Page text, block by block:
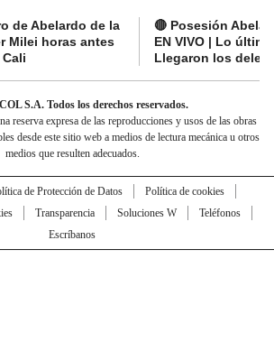
de Abelardo de la
Milei horas antes
🔴 Posesión
EN VIVO | Lo
Llegaron los
S.A. Todos los derechos reservados.
reserva expresa de las reproducciones y usos de las obras
desde este sitio web a medios de lectura mecánica u otros
medios que resulten adecuados.
de Protección de Datos
Política de cookies
Transparencia Soluciones W
Teléfonos
Escríbanos